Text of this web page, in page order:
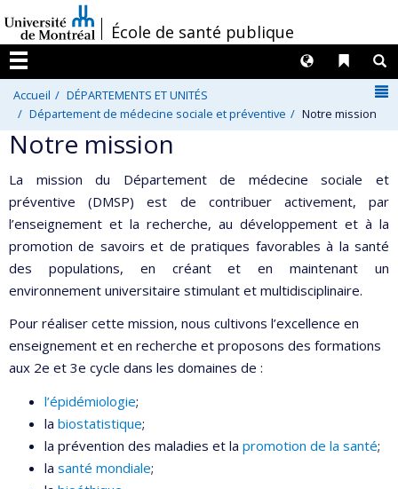
au
contenu
/École de santé publique
Menu
Liens
Langues
Accueil
DÉPARTEMENTS ET UNITÉS
Département de médecine sociale et préventive
Notre mission
Notre mission
La mission du Département de médecine sociale et
préventive (DMSP) est de contribuer activement, par
l’enseignement et la recherche, au développement et à la
promotion de savoirs et de pratiques favorables à la santé
des populations, en créant et en maintenant un
environnement universitaire stimulant et multidisciplinaire.
Pour réaliser cette mission, nous cultivons l’excellence en
enseignement et en recherche et proposons des formations
aux 2e et 3e cycle dans les domaines de :
l’épidémiologie;
la biostatistique;
la prévention des maladies et la promotion de la santé;
la santé mondiale;